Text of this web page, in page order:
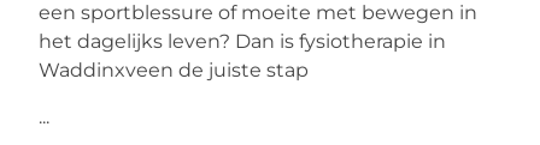
een sportblessure of moeite met bewegen in
het dagelijks leven? Dan is fysiotherapie in
Waddinxveen de juiste stap
...